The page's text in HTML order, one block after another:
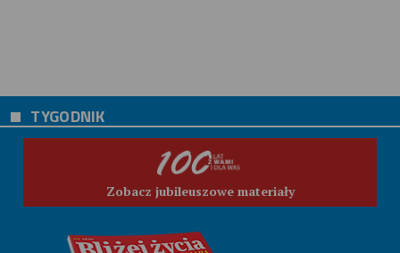
TYGODNIK
Zobacz jubileuszowe materiały